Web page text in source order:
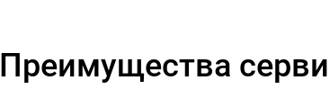
Преимущества